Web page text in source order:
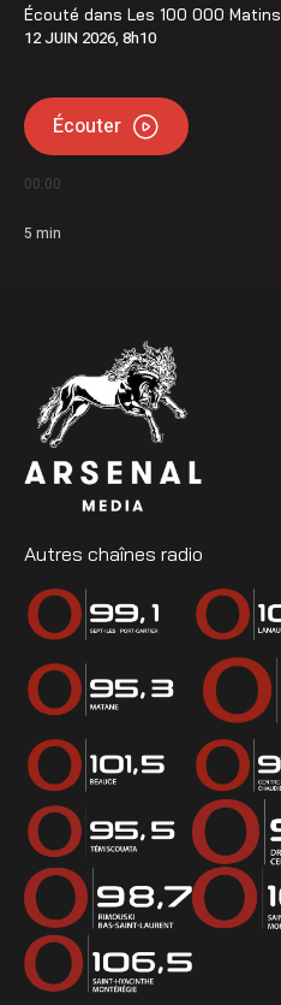
Écouté dans Les 100 000 Matins
12 JUIN 2026, 8h10
Écouter
00:00
5 min
Autres chaînes radio